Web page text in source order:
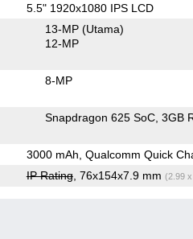
5.5" 1920x1080 IPS LCD
13-MP (Utama)
12-MP
8-MP
Snapdragon 625 SoC 3GB
3000 mAh, Qualcomm Quick
IP Rating, 76x154x7.9 mm (2.99